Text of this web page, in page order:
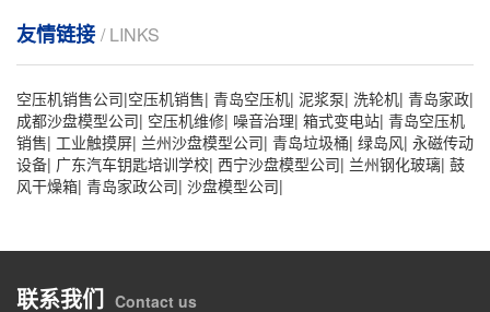
友情链接 / LINKS
空压机销售公司|空压机销售| 青岛空压机| 泥浆泵| 洗轮机| 青岛家政|
成都沙盘模型公司| 空压机维修| 噪音治理| 箱式变电站| 青岛空压机
销售| 工业触摸屏| 兰州沙盘模型公司| 青岛垃圾桶| 绿岛风| 永磁传动
设备| 广东汽车钥匙培训学校| 西宁沙盘模型公司| 兰州钢化玻璃| 鼓
风干燥箱| 青岛家政公司| 沙盘模型公司|
联系我们 Contact us